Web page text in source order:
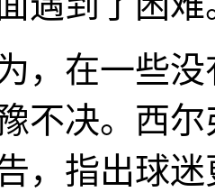
，在一些
不决。西
，指出球